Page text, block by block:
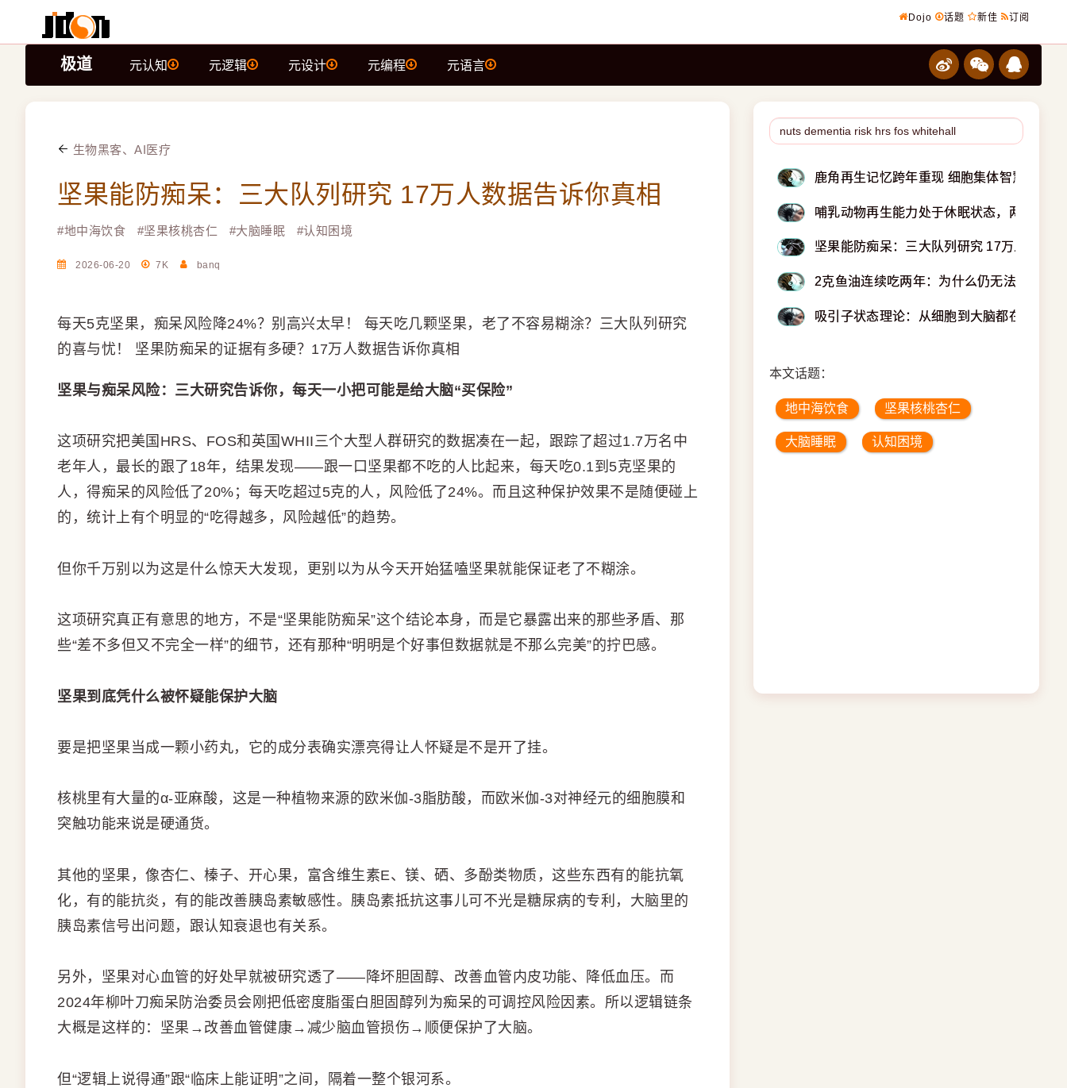
Dojo 话题 新佳 订阅
极道 元认知 元逻辑 元设计 元编程 元语言
生物黑客、AI医疗
坚果能防痴呆：三大队列研究 17万人数据告诉你真相
#地中海饮食 #坚果核桃杏仁 #大脑睡眠 #认知困境
2026-06-20 7K banq
每天5克坚果，痴呆风险降24%？别高兴太早！ 每天吃几颗坚果，老了不容易糊涂？三大队列研究
的喜与忧！ 坚果防痴呆的证据有多硬？17万人数据告诉你真相
坚果与痴呆风险：三大研究告诉你，每天一小把可能是给大脑“买保险”
这项研究把美国HRS、FOS和英国WHII三个大型人群研究的数据凑在一起，跟踪了超过1.7万名中
老年人，最长的跟了18年，结果发现——跟一口坚果都不吃的人比起来，每天吃0.1到5克坚果的
人，得痴呆的风险低了20%；每天吃超过5克的人，风险低了24%。而且这种保护效果不是随便碰上
的，统计上有个明显的“吃得越多，风险越低”的趋势。
但你千万别以为这是什么惊天大发现，更别以为从今天开始猛嗑坚果就能保证老了不糊涂。
这项研究真正有意思的地方，不是“坚果能防痴呆”这个结论本身，而是它暴露出来的那些矛盾、那
些“差不多但又不完全一样”的细节，还有那种“明明是个好事但数据就是不那么完美”的拧巴感。
坚果到底凭什么被怀疑能保护大脑
要是把坚果当成一颗小药丸，它的成分表确实漂亮得让人怀疑是不是开了挂。
核桃里有大量的α-亚麻酸，这是一种植物来源的欧米伽-3脂肪酸，而欧米伽-3对神经元的细胞膜和
突触功能来说是硬通货。
其他的坚果，像杏仁、榛子、开心果，富含维生素E、镁、硒、多酚类物质，这些东西有的能抗氧
化，有的能抗炎，有的能改善胰岛素敏感性。胰岛素抵抗这事儿可不光是糖尿病的专利，大脑里的
胰岛素信号出问题，跟认知衰退也有关系。
另外，坚果对心血管的好处早就被研究透了——降坏胆固醇、改善血管内皮功能、降低血压。而
2024年柳叶刀痴呆防治委员会刚把低密度脂蛋白胆固醇列为痴呆的可调控风险因素。所以逻辑链条
大概是这样的：坚果→改善血管健康→减少脑血管损伤→顺便保护了大脑。
但“逻辑上说得通”跟“临床上能证明”之间，隔着一整个银河系。
鹿角再生记忆跨年重现 细胞集体智慧改写
哺乳动物再生能力处于休眠状态，两步生长
坚果能防痴呆：三大队列研究 17万人数据
2克鱼油连续吃两年：为什么仍无法改善认
吸引子状态理论：从细胞到大脑都在追逐同
本文话题：
地中海饮食 坚果核桃杏仁
大脑睡眠 认知困境